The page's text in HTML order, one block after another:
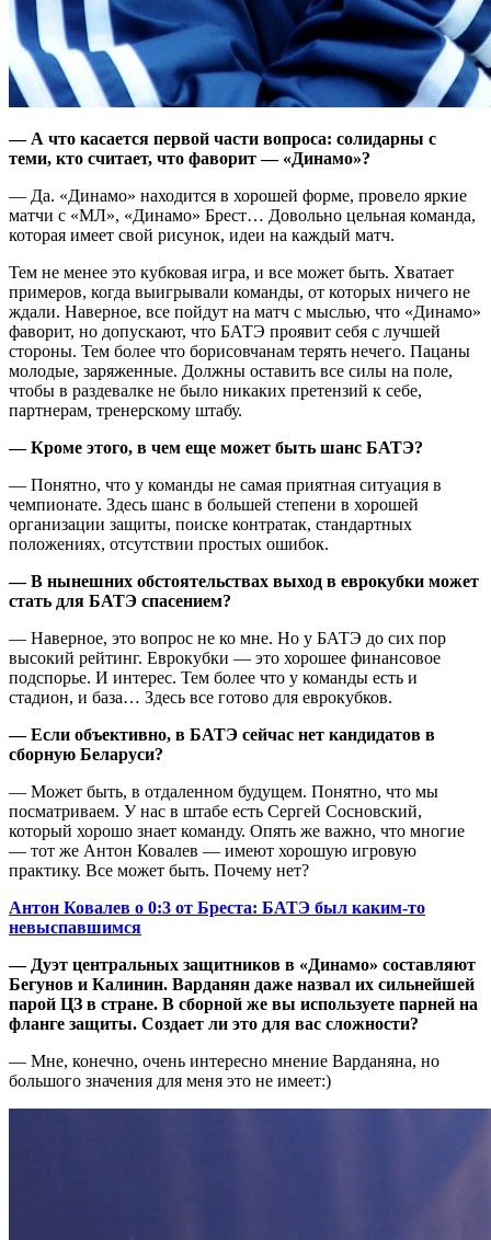
— А что касается первой части вопроса: солидарны с
теми, кто считает, что фаворит — «Динамо»?
— Да. «Динамо» находится в хорошей форме, провело яркие
матчи с «МЛ», «Динамо» Брест… Довольно цельная команда,
которая имеет свой рисунок, идеи на каждый матч.
Тем не менее это кубковая игра, и все может быть. Хватает
примеров, когда выигрывали команды, от которых ничего не
ждали. Наверное, все пойдут на матч с мыслью, что «Динамо»
фаворит, но допускают, что БАТЭ проявит себя с лучшей
стороны. Тем более что борисовчанам терять нечего. Пацаны
молодые, заряженные. Должны оставить все силы на поле,
чтобы в раздевалке не было никаких претензий к себе,
партнерам, тренерскому штабу.
— Кроме этого, в чем еще может быть шанс БАТЭ?
— Понятно, что у команды не самая приятная ситуация в
чемпионате. Здесь шанс в большей степени в хорошей
организации защиты, поиске контратак, стандартных
положениях, отсутствии простых ошибок.
— В нынешних обстоятельствах выход в еврокубки может
стать для БАТЭ спасением?
— Наверное, это вопрос не ко мне. Но у БАТЭ до сих пор
высокий рейтинг. Еврокубки — это хорошее финансовое
подспорье. И интерес. Тем более что у команды есть и
стадион, и база… Здесь все готово для еврокубков.
— Если объективно, в БАТЭ сейчас нет кандидатов в
сборную Беларуси?
— Может быть, в отдаленном будущем. Понятно, что мы
посматриваем. У нас в штабе есть Сергей Сосновский,
который хорошо знает команду. Опять же важно, что многие
— тот же Антон Ковалев — имеют хорошую игровую
практику. Все может быть. Почему нет?
Антон Ковалев о 0:3 от Бреста: БАТЭ был каким-то
невыспавшимся
— Дуэт центральных защитников в «Динамо» составляют
Бегунов и Калинин. Варданян даже назвал их сильнейшей
парой ЦЗ в стране. В сборной же вы используете парней на
фланге защиты. Создает ли это для вас сложности?
— Мне, конечно, очень интересно мнение Варданяна, но
большого значения для меня это не имеет:)